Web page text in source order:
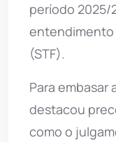
período 2025/
entendimento
(STF).
Para embasar
destacou
como o